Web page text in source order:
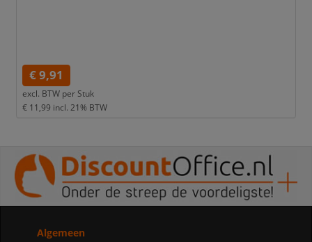
€ 9,91
excl. BTW per Stuk
€ 11,99 incl. 21% BTW
Algemeen